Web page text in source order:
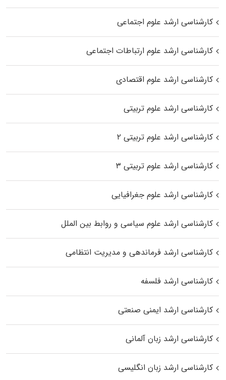
کارشناسی ارشد علوم اجتماعی
کارشناسی ارشد علوم ارتباطات اجتماعی
کارشناسی ارشد علوم اقتصادی
کارشناسی ارشد علوم تربیتی
کارشناسی ارشد علوم تربیتی ۲
کارشناسی ارشد علوم تربیتی ۳
کارشناسی ارشد علوم جغرافیایی
کارشناسی ارشد علوم سیاسی و روابط بین الملل
کارشناسی ارشد فرماندهی و مدیریت انتظامی
کارشناسی ارشد فلسفه
کارشناسی ارشد ایمنی صنعتی
کارشناسی ارشد زبان آلمانی
کارشناسی ارشد زبان انگلیسی